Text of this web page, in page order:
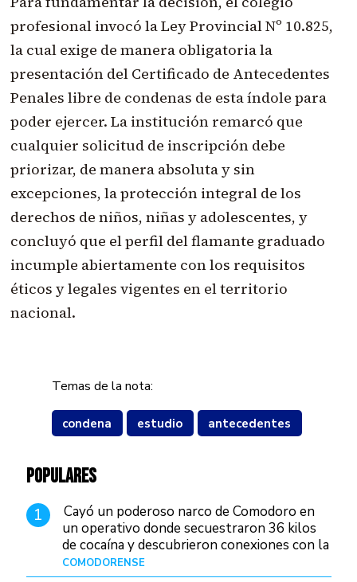
profesional invocó la Ley Provincial Nº 10.825,
la cual exige de manera obligatoria la
presentación del Certificado de Antecedentes
Penales libre de condenas de esta índole para
poder ejercer. La institución remarcó que
cualquier solicitud de inscripción debe
priorizar, de manera absoluta y sin
excepciones, la protección integral de los
derechos de niños, niñas y adolescentes, y
concluyó que el perfil del flamante graduado
incumple abiertamente con los requisitos
éticos y legales vigentes en el territorio
nacional.
Temas de la nota:
condena estudio antecedentes
POPULARES
1
Cayó un poderoso narco de Comodoro en
un operativo donde secuestraron 36 kilos
de cocaína y descubrieron conexiones con la
Patagonia
COMODORENSE